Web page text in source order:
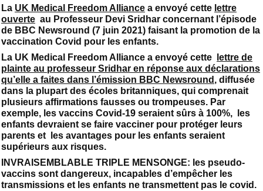
La UK Medical Freedom Alliance a envoyé cette lettre
ouverte au Professeur Devi Sridhar concernant l’épisode
de BBC Newsround (7 juin 2021) faisant la promotion de la
vaccination Covid pour les enfants.
La UK Medical Freedom Alliance a envoyé cette
lettre de
plainte au professeur Sridhar en réponse aux déclarations
qu’elle a faites dans l’émission BBC Newsround , diffusée
dans la plupart des écoles britanniques, qui comprenait
plusieurs affirmations fausses ou trompeuses. Par
exemple, les vaccins Covid-19 seraient sûrs à 100%, les
enfants devraient se faire vacciner pour protéger leurs
parents et les avantages pour les enfants seraient
supérieurs aux risques.
INVRAISEMBLABLE TRIPLE MENSONGE: les pseudo-
vaccins sont dangereux, incapables d’empêcher les
transmissions et les enfants ne transmettent pas le covid.